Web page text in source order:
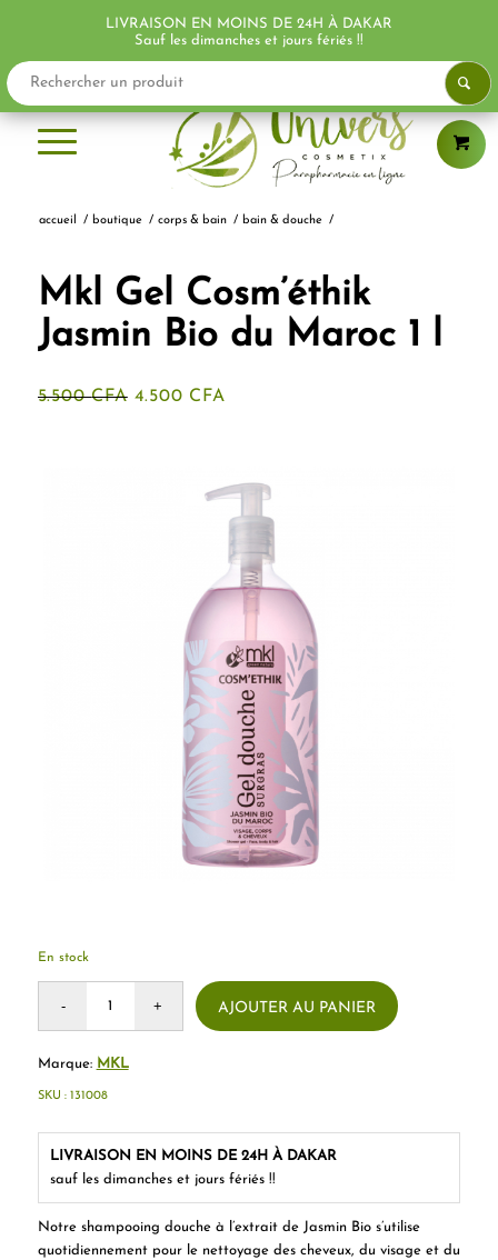
accueil / boutique / corps & bain / bain & douche /
PROMO !
Mkl Gel Cosm’éthik
Jasmin Bio du Maroc 1 l
5.500CFA Le
4.500 CFALe
Notre shampooing douche à l’extrait de Jasmin Bio s’utilise
quotidiennement pour le nettoyage des cheveux, du visage et du
En stock
AJOUTER AU PANIER
Marque: MKL
LIVRAISON EN MOINS DE 24H À DAKAR
sauf les dimanches et jours fériés !!
SKU : 131008
LIVRAISON EN MOINS DE 24H À DAKAR
Sauf les dimanches et jours fériés !!